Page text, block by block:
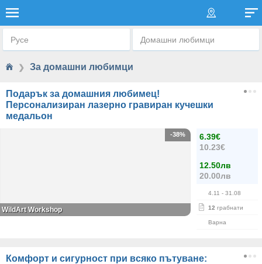
Русе Домашни любимци
❯ За домашни любимци
Подарък за домашния любимец!
Персонализиран лазерно гравиран кучешки
медальон
6.39€
10.23€
12.50лв
20.00лв
4.11 - 31.08
12 грабнати
Варна
-38%
WildArt Workshop
Комфорт и сигурност при всяко пътуване: